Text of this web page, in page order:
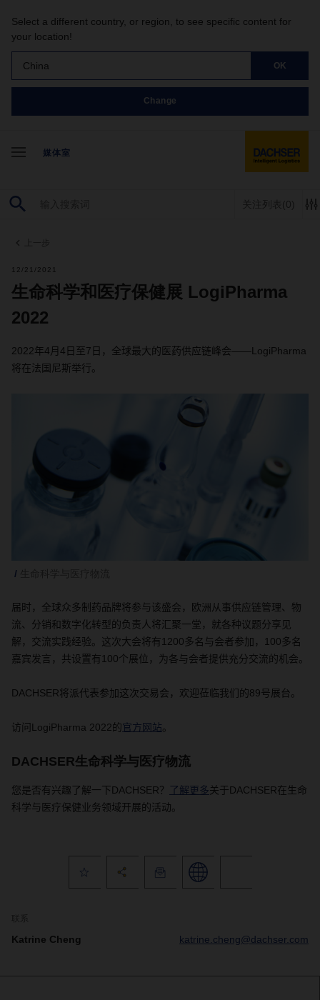
Select a different country, or region, to see specific content for
your location!
China OK
Change
媒体室
关注列表 (0)
12/21/2021
生命科学和医疗保健展 LogiPharma
2022
2022年4月 4 日至7 日，全球最大的医药供应链峰会——LogiPharma
将在法国尼斯举行。
届时，全球众多制药品牌将参与该盛会，欧洲从事供应链管理、物
流、分销和数字化转型的负责人将汇聚一堂，就各种议题分享见
解，交流实践经验。 这次大会将有1200多名与会者参加， 100多名
嘉宾发言，共设置有100个展位，为各与会者提供充分交流的机会。
DACHSER将派代表参加这次交易会，欢迎莅临我们的89号展台。
访问 LogiPharma 2022的官方网站。
DACHSER生命科学与医疗物流
您是否有兴趣了解一下DACHSER？ 了解更多关于DACHSER在生命
科学与医疗保健业务领域开展的活动。
Katrine Cheng katrine.cheng@dachser.com